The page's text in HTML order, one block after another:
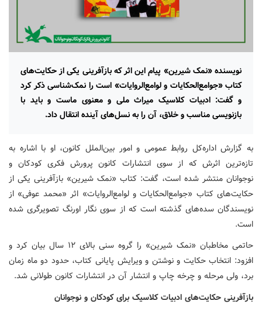
نویسنده «نمک شیرین» پیام این اثر که بازآفرینی یکی از حکایت‌های
کتاب «جوامع‌الحکایات و لوامع‌الروایات» است را نمک‌شناسی ذکر کرد
و گفت: ادبیات کلاسیک میراث ملی و معنوی ماست و باید با
بازنویسی مناسب و خلاق، آن را به نسل‌های آینده انتقال داد.
به گزارش اداره‌کل روابط عمومی و امور بین‌الملل کانون، او با اشاره به
تازه‌ترین اثرش که از سوی انتشارات کانون پرورش فکری کودکان و
نوجوانان منتشر شده است، گفت: کتاب «نمک شیرین» بازآفرینی یکی از
حکایت‌های کتاب «جوامع‌الحکایات و لوامع‌الروایات» اثر «محمد عوفی» از
نویسندگان سده‌های گذشته است که از سوی نگار اورنگ تصویرگری شده
است.
حاتمی مخاطبان «نمک شیرین» را گروه سنی بالای ۱۲ سال بیان کرد و
افزود: انتخاب حکایت و نوشتن و ویرایش پایانی کتاب، حدود دو ماه زمان
برد، ولی مرحله و چرخه چاپ و انتشار آن در انتشارات کانون طولانی شد.
بازآفرینی حکایت‌های ادبیات کلاسیک برای کودکان و نوجوانان